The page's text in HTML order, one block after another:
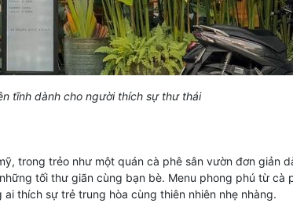
tĩnh dành cho người thích sự thư thái
trong trẻo như một quán cà phê sân vườn đơn giản
tối thư giãn cùng bạn bè. Menu phong phú từ cà
thích sự trẻ trung hòa cùng thiên nhiên nhẹ nhàng.